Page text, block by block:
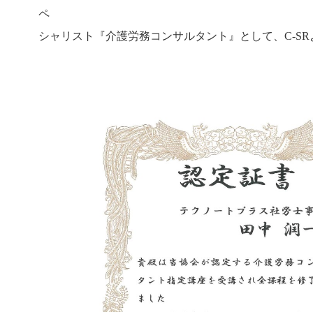
ペ
シャリスト『介護労務コンサルタント』として、C-